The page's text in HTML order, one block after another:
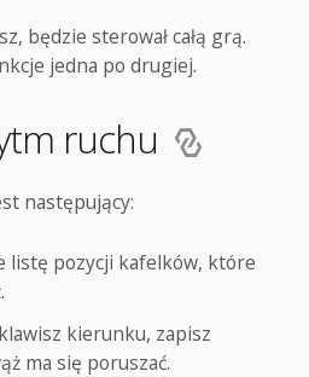
będzie sterował całą grą.
jedna po drugiej.
ruchu
następujący:
listę pozycji kafelków, które
kierunku, zapisz
ma się poruszać.